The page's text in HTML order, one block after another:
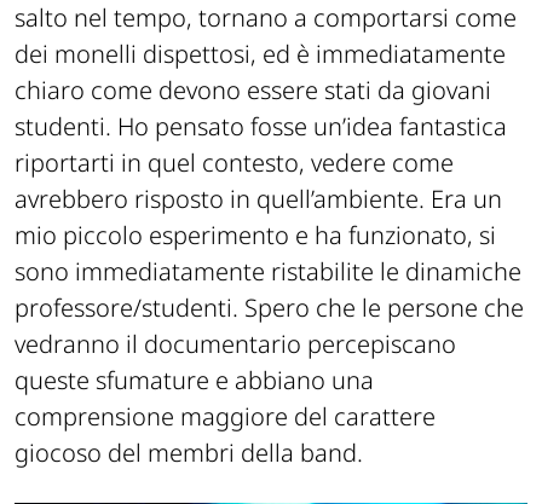
salto nel tempo, tornano a comportarsi come
dei monelli dispettosi, ed è immediatamente
chiaro come devono essere stati da giovani
studenti. Ho pensato fosse un’idea fantastica
riportarti in quel contesto, vedere come
avrebbero risposto in quell’ambiente. Era un
mio piccolo esperimento e ha funzionato, si
sono immediatamente ristabilite le dinamiche
professore/studenti. Spero che le persone che
vedranno il documentario percepiscano
queste sfumature e abbiano una
comprensione maggiore del carattere
giocoso del membri della band.